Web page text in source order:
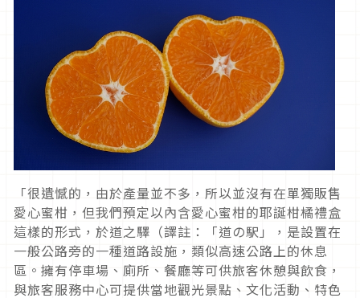
「很遺憾的，由於產量並不多，所以並沒有在單獨販售
愛心蜜柑，但我們預定以內含愛心蜜柑的耶誕柑橘禮盒
這樣的形式，於道之驛（譯註：「道の駅」，是設置在
一般公路旁的一種道路設施，類似高速公路上的休息
區。擁有停車場、廁所、餐廳等可供旅客休憩與飲食，
與旅客服務中心可提供當地觀光景點、文化活動、特色